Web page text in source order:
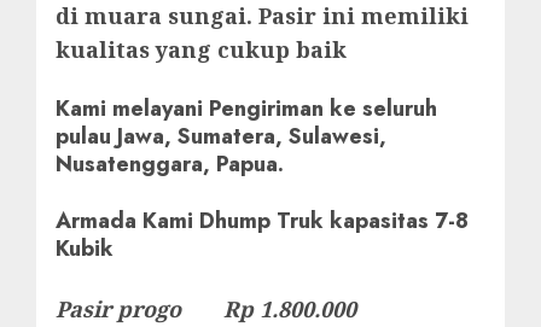
di muara sungai. Pasir ini memiliki
kualitas yang cukup baik
Kami melayani Pengiriman ke seluruh
pulau Jawa, Sumatera, Sulawesi,
Nusatenggara, Papua.
Armada Kami Dhump Truk kapasitas 7-8
Kubik
Pasir progo Rp 1.800.000